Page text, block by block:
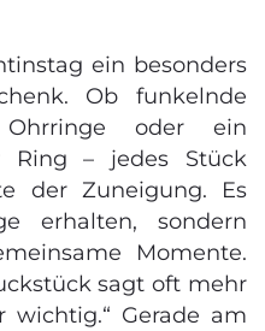
ein besonders
Ob funkelnde
Ohrringe oder ein
Ring – jedes Stück
der Zuneigung. Es
erhalten, sondern
Momente.
sagt oft mehr
wichtig.“ Gerade am